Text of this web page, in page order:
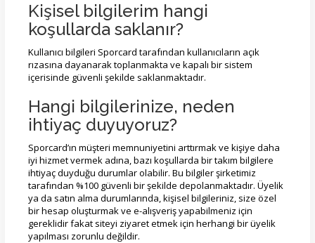
Kişisel bilgilerim hangi
koşullarda saklanır?
Kullanıcı bilgileri Sporcard tarafından kullanıcıların açık
rızasına dayanarak toplanmakta ve kapalı bir sistem
içerisinde güvenli şekilde saklanmaktadır.
Hangi bilgilerinize, neden
ihtiyaç duyuyoruz?
Sporcard’ın müşteri memnuniyetini arttırmak ve kişiye daha
iyi hizmet vermek adına, bazı koşullarda bir takım bilgilere
ihtiyaç duyduğu durumlar olabilir. Bu bilgiler şirketimiz
tarafından %100 güvenli bir şekilde depolanmaktadır. Üyelik
ya da satın alma durumlarında, kişisel bilgileriniz, size özel
bir hesap oluşturmak ve e-alışveriş yapabilmeniz için
gereklidir fakat siteyi ziyaret etmek için herhangi bir üyelik
yapılması zorunlu değildir.